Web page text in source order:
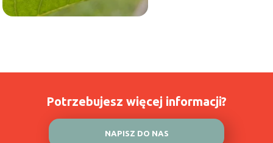
Potrzebujesz więcej informacji?
NAPISZ DO NAS